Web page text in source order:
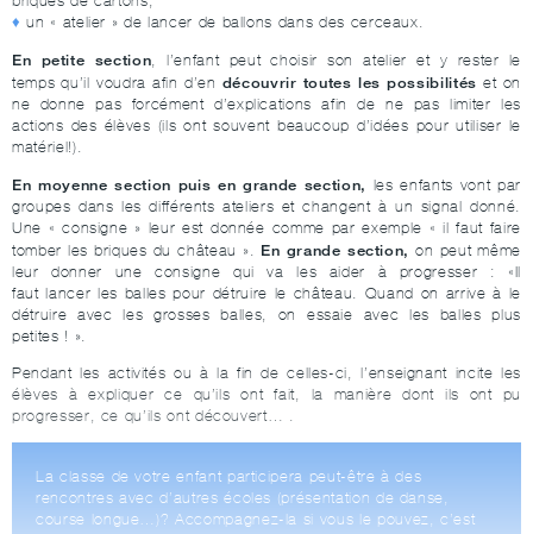
un « atelier » de lancer de ballons dans des cerceaux.
En petite section, l’enfant peut choisir son atelier et y rester le
temps qu’il voudra afin d’en découvrir toutes les possibilités et on
ne donne pas forcément d’explications afin de ne pas limiter les
actions des élèves (ils ont souvent beaucoup d’idées pour utiliser le
matériel!).
En moyenne section puis en grande section, les enfants vont par
groupes dans les différents ateliers et changent à un signal donné.
Une « consigne » leur est donnée comme par exemple « il faut faire
tomber les briques du château ». En grande section, on peut même
leur donner une consigne qui va les aider à progresser : «Il
faut lancer les balles pour détruire le château. Quand on arrive à le
détruire avec les grosses balles, on essaie avec les balles plus
petites ! ».
Pendant les activités ou à la fin de celles-ci, l’enseignant incite les
élèves à expliquer ce qu’ils ont fait, la manière dont ils ont pu
progresser, ce qu’ils ont découvert… .
La classe de votre enfant participera peut-être à des
rencontres avec d’autres écoles (présentation de danse,
course longue…)? Accompagnez-la si vous le pouvez, c’est